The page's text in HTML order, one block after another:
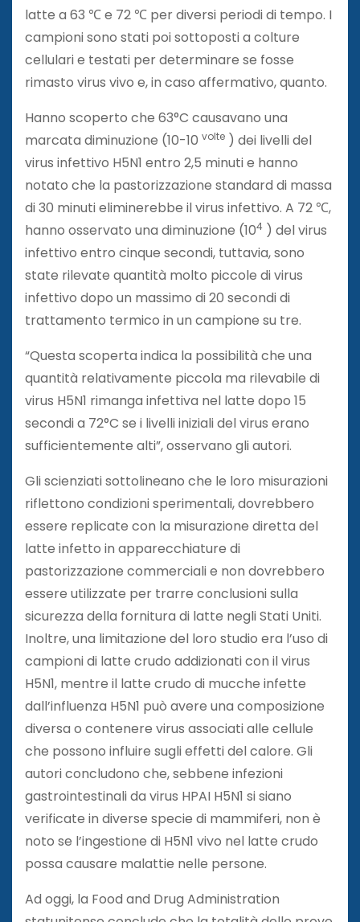
latte a 63 ℃ e 72 ℃ per diversi periodi di tempo. I
campioni sono stati poi sottoposti a colture
cellulari e testati per determinare se fosse
rimasto virus vivo e, in caso affermativo, quanto.
Hanno scoperto che 63°C causavano una
marcata diminuzione (10-10 volte ) dei livelli del
virus infettivo H5N1 entro 2,5 minuti e hanno
notato che la pastorizzazione standard di massa
di 30 minuti eliminerebbe il virus infettivo. A 72 ℃,
hanno osservato una diminuzione (104 ) del virus
infettivo entro cinque secondi, tuttavia, sono
state rilevate quantità molto piccole di virus
infettivo dopo un massimo di 20 secondi di
trattamento termico in un campione su tre.
“Questa scoperta indica la possibilità che una
quantità relativamente piccola ma rilevabile di
virus H5N1 rimanga infettiva nel latte dopo 15
secondi a 72°C se i livelli iniziali del virus erano
sufficientemente alti”, osservano gli autori.
Gli scienziati sottolineano che le loro misurazioni
riflettono condizioni sperimentali, dovrebbero
essere replicate con la misurazione diretta del
latte infetto in apparecchiature di
pastorizzazione commerciali e non dovrebbero
essere utilizzate per trarre conclusioni sulla
sicurezza della fornitura di latte negli Stati Uniti.
Inoltre, una limitazione del loro studio era l’uso di
campioni di latte crudo addizionati con il virus
H5N1, mentre il latte crudo di mucche infette
dall’influenza H5N1 può avere una composizione
diversa o contenere virus associati alle cellule
che possono influire sugli effetti del calore. Gli
autori concludono che, sebbene infezioni
gastrointestinali da virus HPAI H5N1 si siano
verificate in diverse specie di mammiferi, non è
noto se l’ingestione di H5N1 vivo nel latte crudo
possa causare malattie nelle persone.
Ad oggi, la Food and Drug Administration